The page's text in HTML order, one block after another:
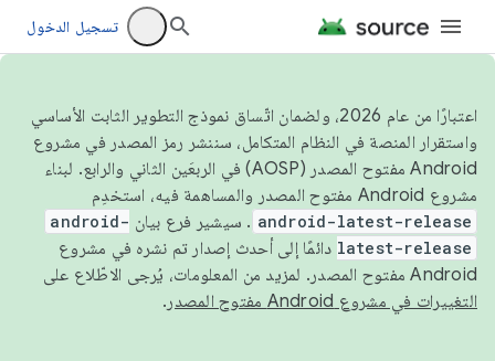
تسجيل الدخول
اعتبارًا من عام 2026، ولضمان اتّساق نموذج التطوير الثابت الأساسي
واستقرار المنصة في النظام المتكامل، سننشر رمز المصدر في مشروع
Android مفتوح المصدر (AOSP) في الربعَين الثاني والرابع. لبناء
مشروع Android مفتوح المصدر والمساهمة فيه، استخدِم
android-latest-release . سيشير فرع بيان android-
latest-release دائمًا إلى أحدث إصدار تم نشره في مشروع
Android مفتوح المصدر. لمزيد من المعلومات، يُرجى الاطّلاع على
التغييرات في مشروع Android مفتوح المصدر
.